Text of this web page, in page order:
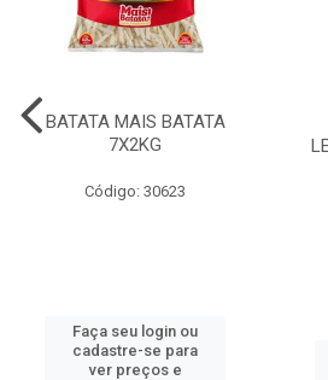
BATATA MAIS BATATA
7X2KG
Código: 30623
Faça seu login ou
cadastre-se para
ver preços e